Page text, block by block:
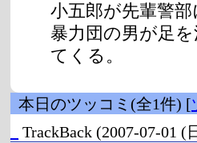
小五郎が先輩警部
暴力団の男が足
てくる。
本日のツッコミ(全1件) [
TrackBack (2007-07-01 (